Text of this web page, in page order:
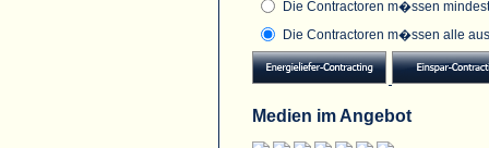
Die Contractoren m�ssen
Die Contractoren m�ssen alle
Medien im Angebot